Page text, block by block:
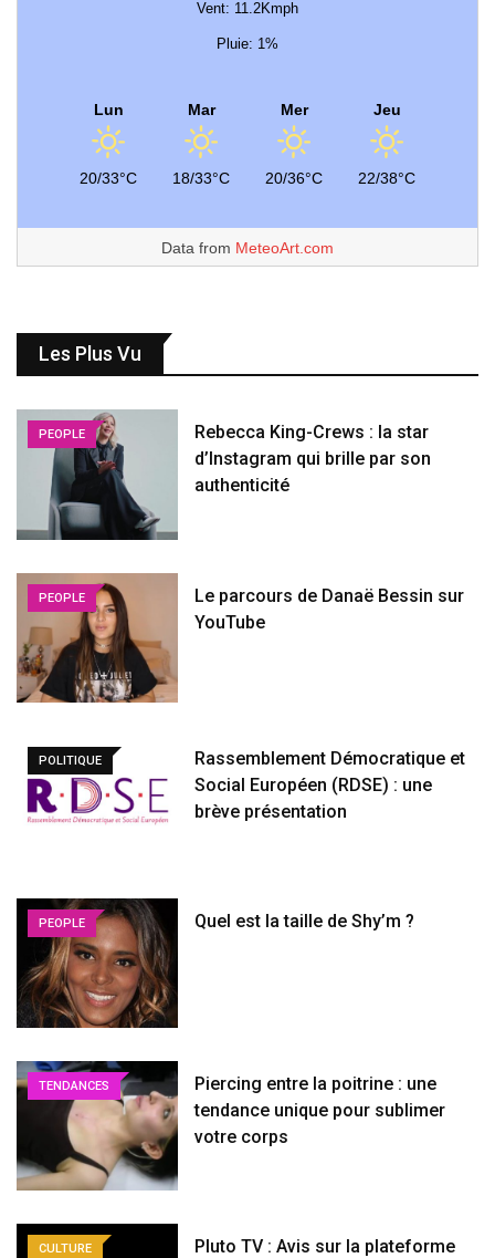
Vent: 11.2Kmph
Pluie: 1%
Lun
20/33°C
Mar
18/33°C
Mer
20/36°C
Jeu
22/38°C
Data from MeteoArt.com
Les Plus Vu
PEOPLE
Rebecca King-Crews : la star
d’Instagram qui brille par son
authenticité
PEOPLE
Le parcours de Danaë Bessin sur
YouTube
POLITIQUE
Rassemblement Démocratique et
Social Européen (RDSE) : une
brève présentation
PEOPLE Quel est la taille de Shy’m ?
TENDANCES
Piercing entre la poitrine : une
tendance unique pour sublimer
votre corps
CULTURE
Pluto TV : Avis sur la plateforme